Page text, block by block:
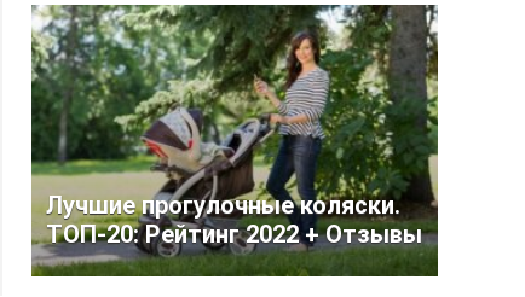
Лучшие прогулочные коляски.
ТОП-20: Рейтинг 2022 + Отзывы